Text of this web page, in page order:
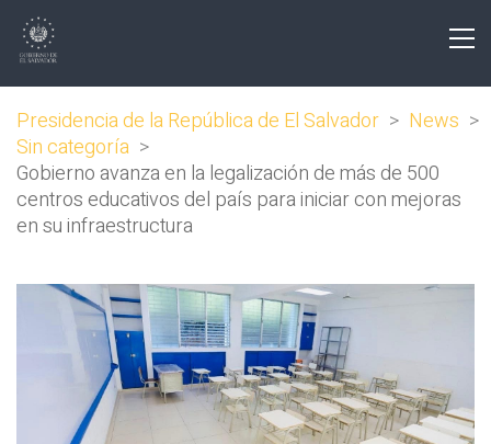
Presidencia de la República de El Salvador > News >
Sin categoría >
Gobierno avanza en la legalización de más de 500
centros educativos del país para iniciar con mejoras
en su infraestructura